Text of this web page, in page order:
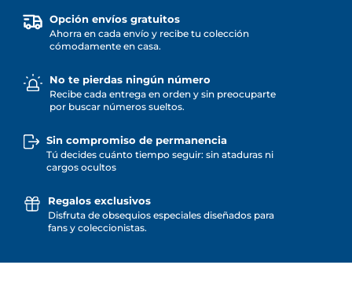
Opción envíos gratuitos
Ahorra en cada envío y recibe tu colección
cómodamente en casa.
No te pierdas ningún número
Recibe cada entrega en orden y sin preocuparte
por buscar números sueltos.
Sin compromiso de permanencia
Tú decides cuánto tiempo seguir: sin ataduras ni
cargos ocultos
Regalos exclusivos
Disfruta de obsequios especiales diseñados para
fans y coleccionistas.